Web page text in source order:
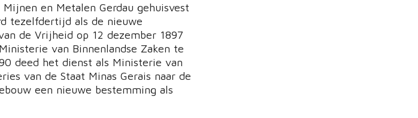
en Metalen Gerdau gehuisvest
tezelfdertijd als de nieuwe
de Vrijheid op 12 dezember 1897
van Binnenlandse Zaken te
deed het dienst als Ministerie van
van de Staat Minas Gerais naar de
een nieuwe bestemming als